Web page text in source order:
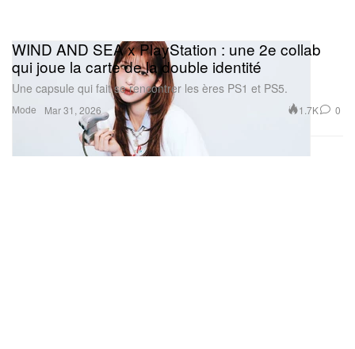
Mode
WIND AND SEA x PlayStation : une 2e collab
qui joue la carte de la double identité
Une capsule qui fait se rencontrer les ères PS1 et PS5.
Mar 31, 2026 1.7K 0